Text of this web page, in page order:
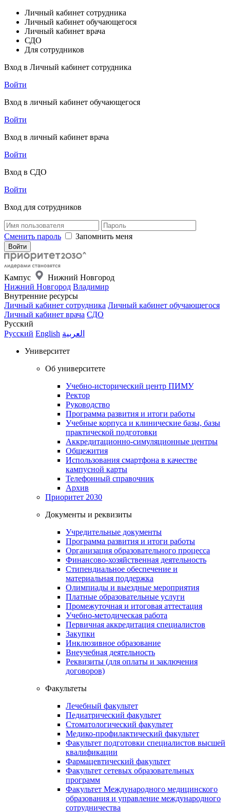
Личный кабинет сотрудника
Личный кабинет обучающегося
Личный кабинет врача
СДО
Для сотрудников
Вход в Личный кабинет сотрудника
Войти
Вход в личный кабинет обучающегося
Войти
Вход в личный кабинет врача
Войти
Вход в СДО
Войти
Вход для сотрудников
Сменить пароль Запомнить меня
Кампус
Нижний Новгород
Нижний Новгород Владимир
Внутренние ресурсы
Личный кабинет сотрудника Личный кабинет обучающегося
Личный кабинет врача СДО
Русский
Русский English العربية
Университет
Об университете
Учебно-исторический центр ПИМУ
Ректор
Руководство
Программа развития и итоги работы
Учебные корпуса и клинические базы, базы
практической подготовки
Аккредитационно-симуляционные центры
Общежития
Использования смартфона в качестве
кампусной карты
Телефонный справочник
Архив
Приоритет 2030
Документы и реквизиты
Учредительные документы
Программа развития и итоги работы
Организация образовательного процесса
Финансово-хозяйственная деятельность
Стипендиальное обеспечение и
материальная поддержка
Олимпиады и выездные мероприятия
Платные образовательные услуги
Промежуточная и итоговая аттестация
Учебно-методическая работа
Первичная аккредитация специалистов
Закупки
Инклюзивное образование
Внеучебная деятельность
Реквизиты (для оплаты и заключения
договоров)
Факультеты
Лечебный факультет
Педиатрический факультет
Стоматологический факультет
Медико-профилактический факультет
Факультет подготовки специалистов высшей
квалификации
Фармацевтический факультет
Факультет сетевых образовательных
программ
Факультет Международного медицинского
образования и управление международного
сотрудничества